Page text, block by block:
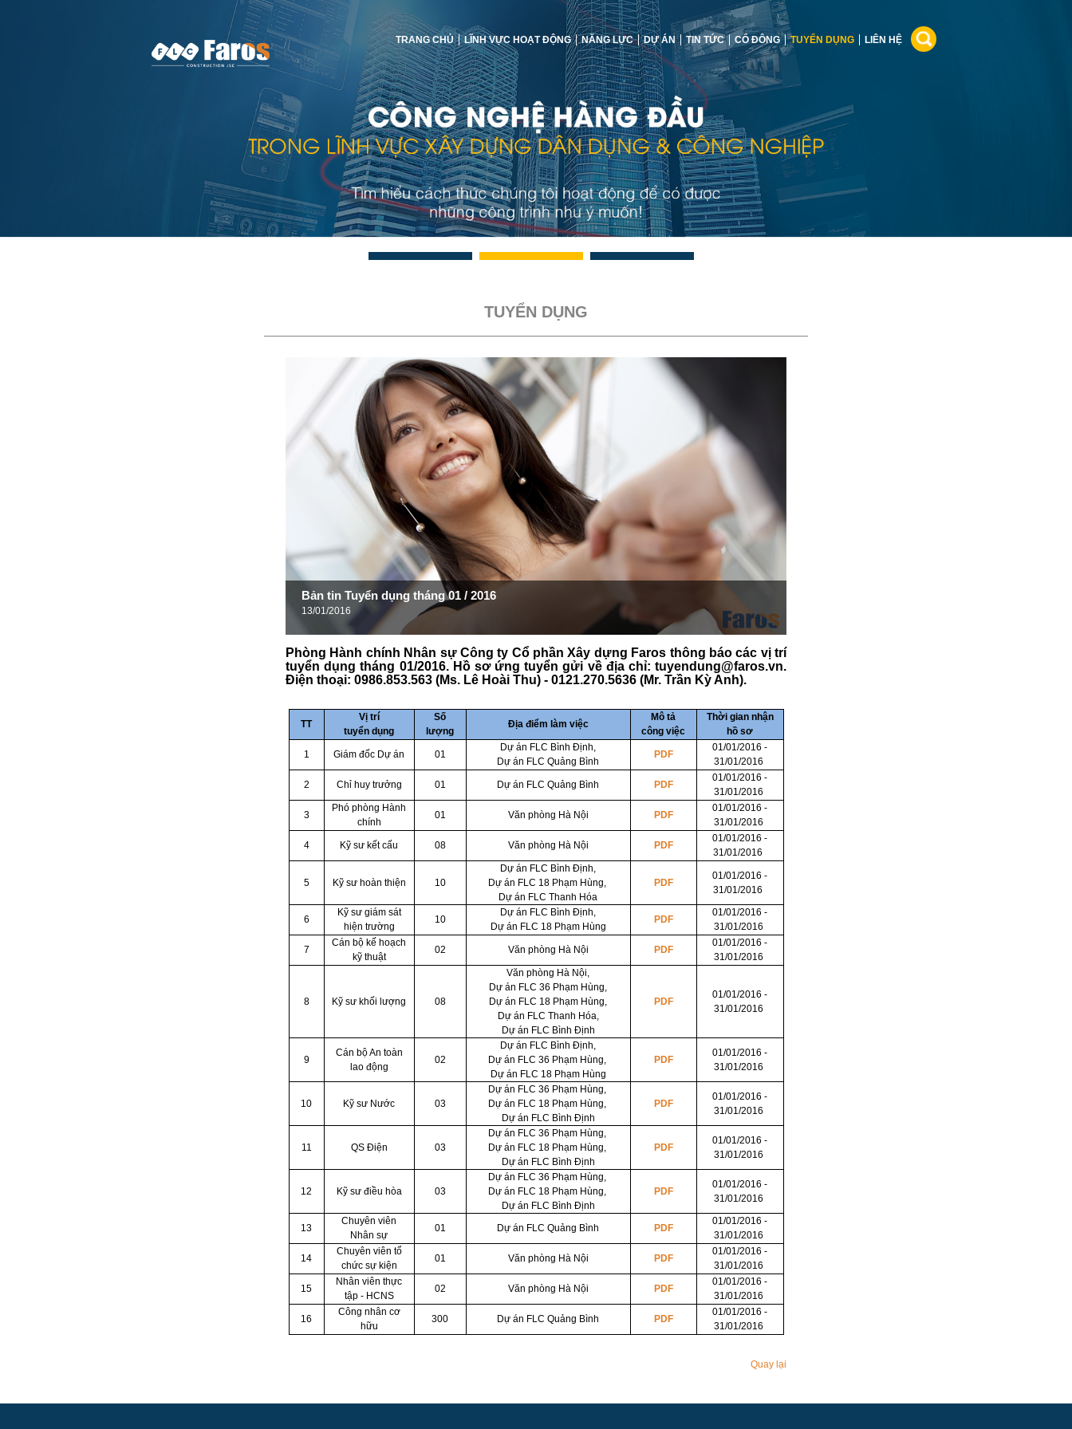
TRANG CHỦ LĨNH VỰC HOẠT ĐỘNG NĂNG LỰC DỰ ÁN TIN TỨC CỔ ĐÔNG TUYỂN DỤNG LIÊN HỆ
TUYỂN DỤNG
Bản tin Tuyển dụng tháng 01 / 2016
13/01/2016
Phòng Hành chính Nhân sự Công ty Cổ phần Xây dựng Faros thông báo các vị trí
tuyển dụng tháng 01/2016. Hồ sơ ứng tuyển gửi về địa chỉ: tuyendung@faros.vn.
Điện thoại: 0986.853.563 (Ms. Lê Hoài Thu) - 0121.270.5636 (Mr. Trần Kỳ Anh).
TT
Vị trí
tuyển dụng
Số
lượng
Địa điểm làm việc
Mô tả
công việc
Thời gian nhận
hồ sơ
1 Giám đốc Dự án 01
Dự án FLC Bình Định
Dự án FLC Quảng Bình
PDF
01/01/2016 -
31/01/2016
2 Chỉ huy trưởng 01 Dự án FLC Quảng Bình PDF
01/01/2016 -
31/01/2016
3
Phó phòng Hành
chính
01 Văn phòng Hà Nội PDF
01/01/2016 -
31/01/2016
4 Kỹ sư kết cấu 08 Văn phòng Hà Nội PDF
01/01/2016 -
31/01/2016
5 Kỹ sư hoàn thiện 10
Dự án FLC Bình Định
Dự án FLC 18 Phạm Hùng,
Dự án FLC Thanh Hóa
PDF
01/01/2016 -
31/01/2016
6
Kỹ sư giám sát
hiện trường
10
Dự án FLC Bình Định
Dự án FLC 18 Phạm Hùng
PDF
01/01/2016 -
31/01/2016
7
Cán bộ kế hoạch
kỹ thuật
02 Văn phòng Hà Nội PDF
01/01/2016 -
31/01/2016
8 Kỹ sư khối lượng 08
Văn phòng Hà Nội,
Dự án FLC 36 Phạm Hùng,
Dự án FLC 18 Phạm Hùng,
Dự án FLC Thanh Hóa,
Dự án FLC Bình Định
PDF
01/01/2016 -
31/01/2016
9
Cán bộ An toàn
lao động
02
Dự án FLC Bình Định
Dự án FLC 36 Phạm Hùng,
Dự án FLC 18 Phạm Hùng
PDF
01/01/2016 -
31/01/2016
10 Kỹ sư Nước 03
Dự án FLC 36 Phạm Hùng,
Dự án FLC 18 Phạm Hùng,
Dự án FLC Bình Định
PDF
01/01/2016 -
31/01/2016
11 QS Điện 03
Dự án FLC 36 Phạm Hùng,
Dự án FLC 18 Phạm Hùng,
Dự án FLC Bình Định
PDF
01/01/2016 -
31/01/2016
12 Kỹ sư điều hòa 03
Dự án FLC 36 Phạm Hùng,
Dự án FLC 18 Phạm Hùng,
Dự án FLC Bình Định
PDF
01/01/2016 -
31/01/2016
13
Chuyên viên
Nhân sự
01 Dự án FLC Quảng Bình PDF
01/01/2016 -
31/01/2016
14
Chuyên viên tổ
chức sự kiện
01 Văn phòng Hà Nội PDF
01/01/2016 -
31/01/2016
15
Nhân viên thực
tập - HCNS
02 Văn phòng Hà Nội PDF
01/01/2016 -
31/01/2016
16
Công nhân cơ
hữu
300 Dự án FLC Quảng Bình PDF
01/01/2016 -
31/01/2016
Quay lại